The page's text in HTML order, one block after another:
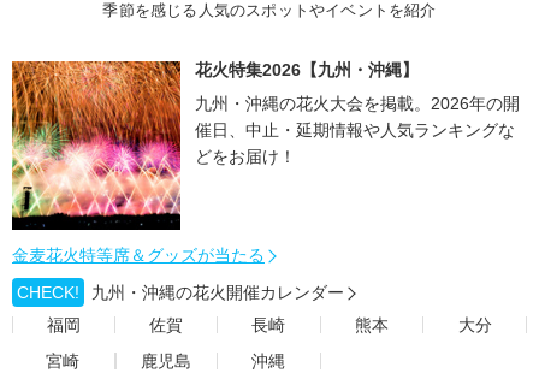
季節を感じる人気のスポットやイベントを紹介
花火特集2026【九州・沖縄】
九州・沖縄の花火大会を掲載。2026年の開
催日、中止・延期情報や人気ランキングな
どをお届け！
金麦花火特等席＆グッズが当たる
CHECK!
九州・沖縄の花火開催カレンダー
福岡
佐賀 長崎 熊本
大分
宮崎
鹿児島 沖縄